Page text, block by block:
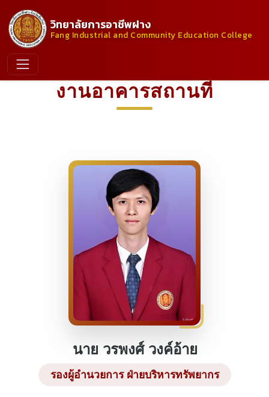
วิทยาลัยการอาชีพฝาง
Fang Industrial and Community Education College
งานอาคารสถานที่
นาย วรพงศ์ วงค์อ้าย
รองผู้อำนวยการ ฝ่ายบริหารทรัพยากร